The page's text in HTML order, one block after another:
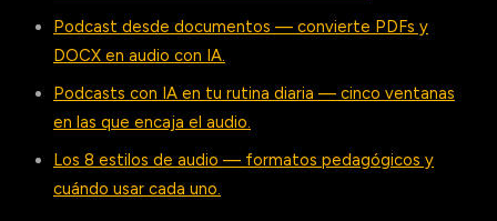
Podcast desde documentos — convierte PDFs y
DOCX en audio con IA.
Podcasts con IA en tu rutina diaria — cinco ventanas
en las que encaja el audio.
Los 8 estilos de audio — formatos pedagógicos y
cuándo usar cada uno.